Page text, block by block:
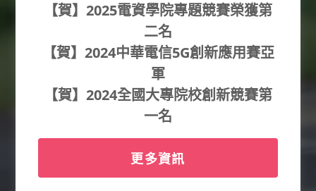
Welcome to
NIU EE
GE-UAV LAB
【賀】2025電資學院專題競賽榮獲第
二名
【賀】2024中華電信5G創新應用賽亞
軍
【賀】2024全國大專院校創新競賽第
一名
更多資訊